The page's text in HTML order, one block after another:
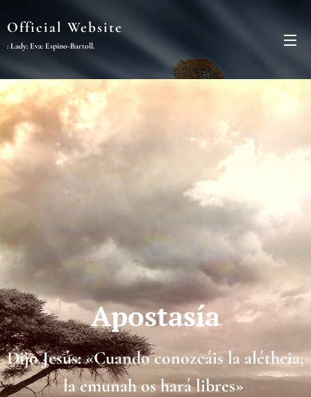
Official Website
: Lady: Eva: Espino-Bartoll.
Apostasía
Dijo Jesús: «Cuando conozcáis la alétheia,
la emunah os hará libres»